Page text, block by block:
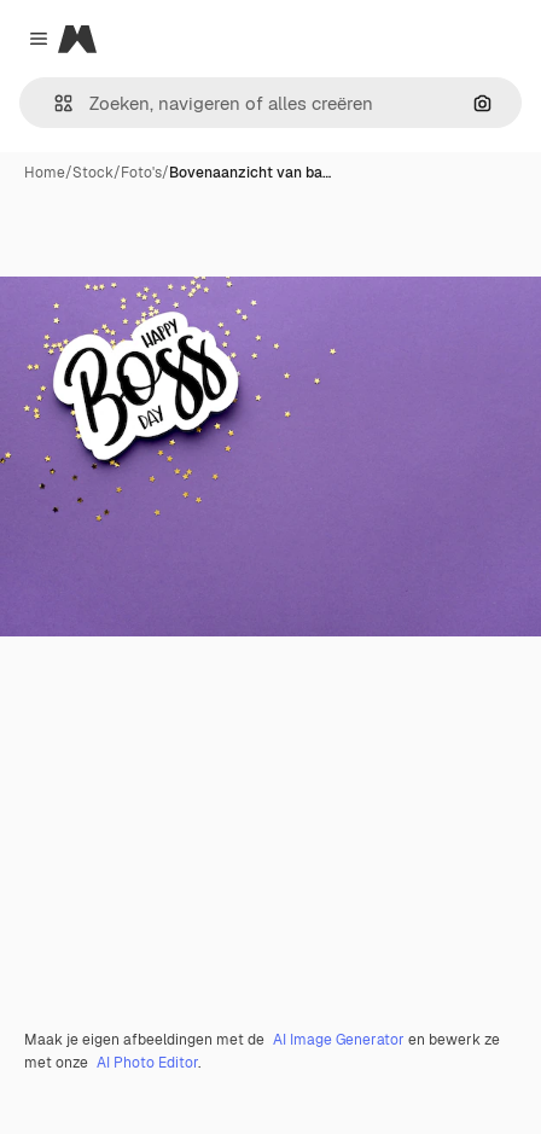
Close menu
Magnific
Home/Stock/Foto's/Bovenaanzicht van ba…
Maak je eigen afbeeldingen met de AI Image Generator en bewerk ze
met onze AI Photo Editor.